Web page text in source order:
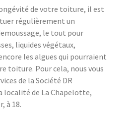
de votre toiture, il est
régulièrement un
le tout pour
liquides végétaux,
les algues qui pourraient
toiture. Pour cela, nous vous
de la Société DR
localité de La Chapelotte,
à 18.